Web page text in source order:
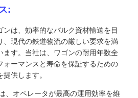
:
ンは、効率的なバルク資材輸送を目
、現代の鉄道物流の厳しい要求を満
ます。当社は、ワゴンの耐用年数全
ォーマンスと寿命を保証するための
供します。
、オペレータが最高の運用効率を維